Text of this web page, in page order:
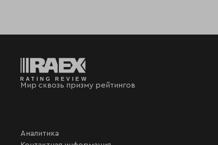
Мир сквозь призму рейтингов
Аналитика